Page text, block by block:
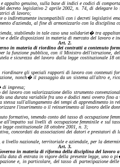
appalto genuino, sulla base di indici e codici di
decreto legislativo 2 aprile 2002, n. 74, di
di lavoro;
o indirettamente incompatibili con i decreti legislativi
d'azienda, al fine di armonizzarlo con la disciplina
stabilendo in tale caso una solidariet� tra
e delle disposizioni in materia di mercato del lavoro e
Art. 2.
in materia di riordino dei contratti a contenuto
la funzione pubblica, con il Ministro
e sicurezza del lavoro dalla legge costituzionale
gli speciali rapporti di lavoro con contenuti
nonch� il passaggio da un sistema all'altro e,
di impresa;
lavoro con valorizzazione dello strumento
una durata variabile fra uno e dodici mesi ovvero
sull'allungamento dei tempi di apprendimento in
zare l'inserimento o il reinserimento al lavoro delle
formativo, tenendo conto del tasso di occupazione
all'impatto sui livelli di occupazione femminile e sul
costituzionale 18 ottobre 2001, n. 3;
concordati da associazioni dei datori e prestatori
nazionale, territoriale e aziendale, per la
Art. 3.
in materia di riforma della disciplina del lavoro a
di entrata in vigore della presente legge, uno o
e, in particolare, del tasso di partecipazione